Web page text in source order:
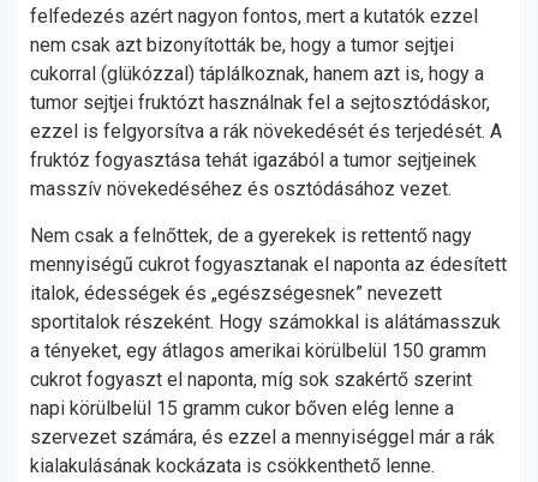
felfedezés azért nagyon fontos, mert a kutatók ezzel
nem csak azt bizonyították be, hogy a tumor sejtjei
cukorral (glükózzal) táplálkoznak, hanem azt is, hogy a
tumor sejtjei fruktózt használnak fel a sejtosztódáskor,
ezzel is felgyorsítva a rák növekedését és terjedését. A
fruktóz fogyasztása tehát igazából a tumor sejtjeinek
masszív növekedéséhez és osztódásához vezet.
Nem csak a felnőttek, de a gyerekek is rettentő nagy
mennyiségű cukrot fogyasztanak el naponta az édesített
italok, édességek és „egészségesnek” nevezett
sportitalok részeként. Hogy számokkal is alátámasszuk
a tényeket, egy átlagos amerikai körülbelül 150 gramm
cukrot fogyaszt el naponta, míg sok szakértő szerint
napi körülbelül 15 gramm cukor bőven elég lenne a
szervezet számára, és ezzel a mennyiséggel már a rák
kialakulásának kockázata is csökkenthető lenne.